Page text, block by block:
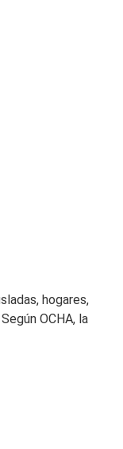
hogares,
OCHA, la